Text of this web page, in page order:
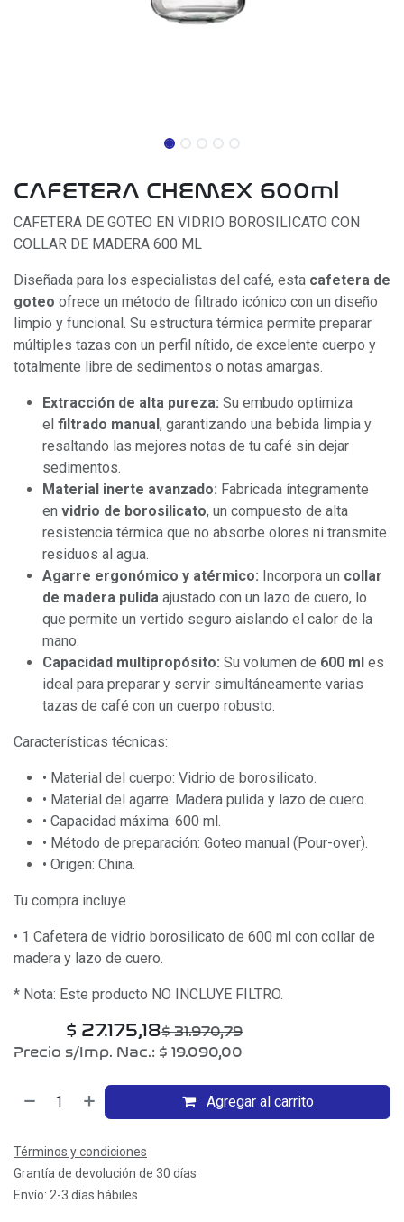
CAFETERA CHEMEX 600ml
CAFETERA DE GOTEO EN VIDRIO BOROSILICATO CON
COLLAR DE MADERA 600 ML
Diseñada para los especialistas del café, esta cafetera de
goteo ofrece un método de filtrado icónico con un diseño
limpio y funcional. Su estructura térmica permite preparar
múltiples tazas con un perfil nítido, de excelente cuerpo y
totalmente libre de sedimentos o notas amargas.
Extracción de alta pureza: Su embudo optimiza
el filtrado manual, garantizando una bebida limpia y
resaltando las mejores notas de tu café sin dejar
sedimentos.
Material inerte avanzado: Fabricada íntegramente
en vidrio de borosilicato, un compuesto de alta
resistencia térmica que no absorbe olores ni transmite
residuos al agua.
Agarre ergonómico y atérmico: Incorpora un collar
de madera pulida ajustado con un lazo de cuero, lo
que permite un vertido seguro aislando el calor de la
mano.
Capacidad multipropósito: Su volumen de 600 ml es
ideal para preparar y servir simultáneamente varias
tazas de café con un cuerpo robusto.
Características técnicas:
• Material del cuerpo: Vidrio de borosilicato.
• Material del agarre: Madera pulida y lazo de cuero.
• Capacidad máxima: 600 ml.
• Método de preparación: Goteo manual (Pour-over).
• Origen: China.
Tu compra incluye
• 1 Cafetera de vidrio borosilicato de 600 ml con collar de
madera y lazo de cuero.
* Nota: Este producto NO INCLUYE FILTRO.
$ 27.175,18$31.970,79
Precio s/Imp. Nac.: $ 19.090,00
Agregar al carrito
Términos y condiciones
Grantía de devolución de 30 días
Envío: 2-3 días hábiles